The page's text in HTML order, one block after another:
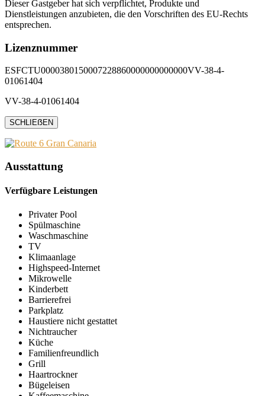
Dieser Gastgeber hat sich verpflichtet, Produkte und
Dienstleistungen anzubieten, die den Vorschriften des EU-Rechts
entsprechen.
Lizenznummer
ESFCTU0000380150007228860000000000000VV-38-4-
01061404
VV-38-4-01061404
SCHLIEẞEN
Ausstattung
Verfügbare Leistungen
Privater Pool
Spülmaschine
Waschmaschine
TV
Klimaanlage
Highspeed-Internet
Mikrowelle
Kinderbett
Barrierefrei
Parkplatz
Haustiere nicht gestattet
Nichtraucher
Küche
Familienfreundlich
Grill
Haartrockner
Bügeleisen